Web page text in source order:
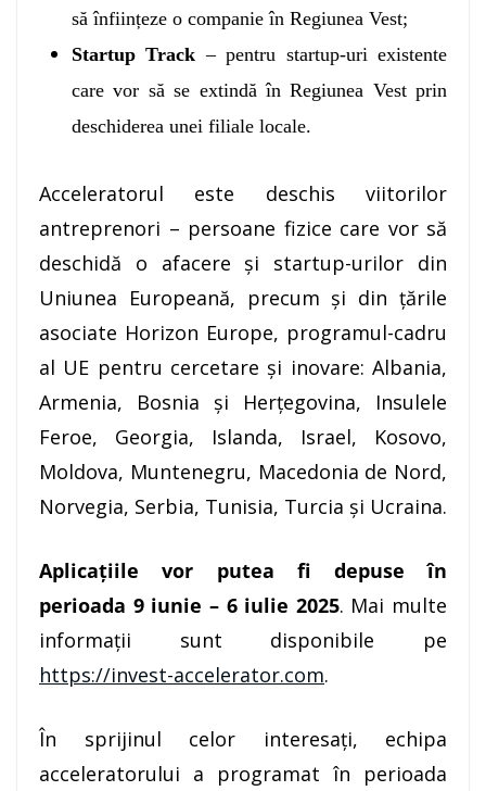
să înființeze o companie în Regiunea Vest;
Startup Track – pentru startup-uri existente
care vor să se extindă în Regiunea Vest prin
deschiderea unei filiale locale.
Acceleratorul este deschis viitorilor
antreprenori – persoane fizice care vor să
deschidă o afacere și startup-urilor din
Uniunea Europeană, precum și din țările
asociate Horizon Europe, programul-cadru
al UE pentru cercetare și inovare: Albania,
Armenia, Bosnia și Herțegovina, Insulele
Feroe, Georgia, Islanda, Israel, Kosovo,
Moldova, Muntenegru, Macedonia de Nord,
Norvegia, Serbia, Tunisia, Turcia și Ucraina.
Aplicațiile vor putea fi depuse în
perioada 9 iunie – 6 iulie 2025. Mai multe
informații sunt disponibile pe
https://invest-accelerator.com.
În sprijinul celor interesați, echipa
acceleratorului a programat în perioada